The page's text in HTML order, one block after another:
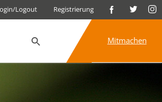
Logout Registrierung
Mitmachen